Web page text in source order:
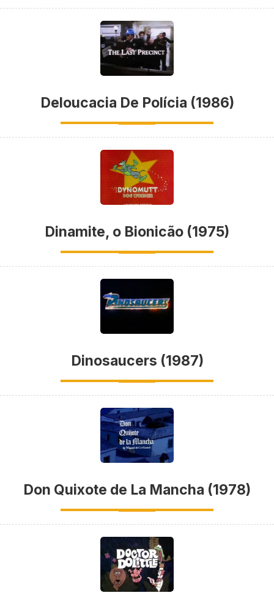
Deloucacia De Polícia (1986)
Dinamite, o Bionicão (1975)
Dinosaucers (1987)
Don Quixote de La Mancha (1978)